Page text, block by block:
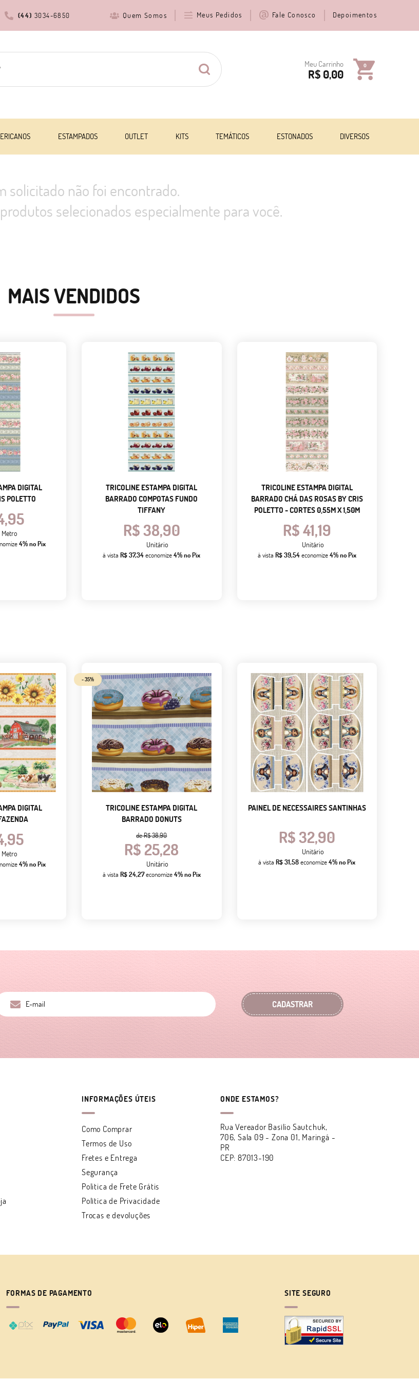
(44) 3034-6850 Quem Somos Meus Pedidos Fale Conosco Depoimentos
Meu Carrinho 0
R$ 0,00
ESTAMPADOS OUTLET KITS TEMÁTICOS ESTONADOS DIVERSOS
solicitado não foi encontrado.
selecionados especialmente para você.
MAIS VENDIDOS
DIGITAL
POLETTO
Metro
4% no Pix
TRICOLINE ESTAMPA DIGITAL
BARRADO COMPOTAS FUNDO
TIFFANY
R$ 38,90
Unitário
à vistaR$ 37,34economize4% no Pix
TRICOLINE ESTAMPA DIGITAL
BARRADO CHÁ DAS ROSAS BY CRIS
POLETTO - CORTES 0,55M X 1,50M
R$ 41,19
Unitário
à vista R$ 39,54economize4% no Pix
DIGITAL
Metro
4% no Pix
- 35%
TRICOLINE ESTAMPA DIGITAL
BARRADO DONUTS
deR$ 38,90
R$ 25,28
Unitário
à vista R$ 24,27economize4% no Pix
PAINEL DE NECESSAIRES SANTINHAS
R$ 32,90
Unitário
à vistaR$ 31,58economize4% no Pix
CADASTRAR
INFORMAÇÕES ÚTEIS
Como Comprar
Termos de Uso
Fretes e Entrega
Segurança
Politica de Frete Grátis
Política de Privacidade
Trocas e devoluções
ONDE ESTAMOS?
Rua Vereador Basílio Sautchuk,
706, Sala 09 -Zona 01, Maringá -
PR
CEP: 87013-190
FORMAS DE PAGAMENTO SITE SEGURO